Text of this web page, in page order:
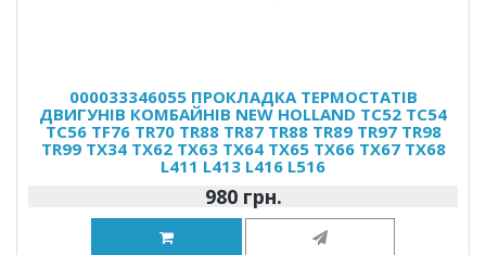
000033346055 ПРОКЛАДКА ТЕРМОСТАТІВ
ДВИГУНІВ КОМБАЙНІВ NEW HOLLAND TC52 TC54
TC56 TF76 TR70 TR88 TR87 TR88 TR89 TR97 TR98
TR99 TX34 TX62 TX63 TX64 TX65 TX66 TX67 TX68
L411 L413 L416 L516
980 грн.